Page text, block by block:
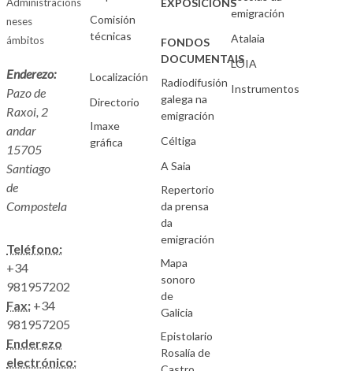
neses
ámbitos
Enderezo:
Pazo de
Raxoi, 2
andar
15705
Santiago
de
Compostela
Teléfono:
+34
981957202
Fax: +34
981957205
Enderezo
electrónico:
Comisión
técnicas
Localización
Directorio
Imaxe
gráfica
EXPOSICIÓNS
FONDOS
DOCUMENTAIS
Radiodifusión
galega na
emigración
Céltiga
A Saia
Repertorio
da prensa
da
emigración
Mapa
sonoro
de
Galicia
Epistolario
Rosalía de
emigración
Atalaia
LOIA
Instrumentos